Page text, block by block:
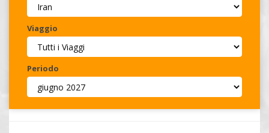
Viaggio
Periodo